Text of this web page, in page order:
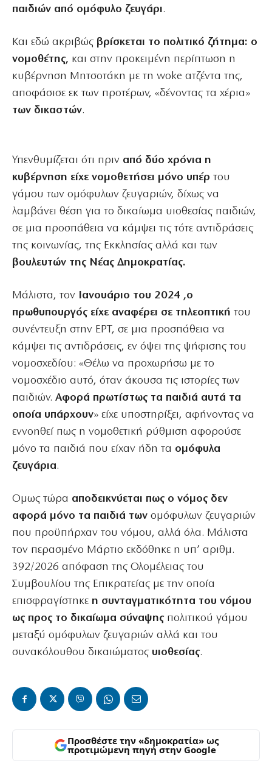
παιδιών από ομόφυλο ζευγάρι.
Και εδώ ακριβώς βρίσκεται το πολιτικό ζήτημα: ο
νομοθέτης, και στην προκειμένη περίπτωση η
κυβέρνηση Μητσοτάκη με τη woke ατζέντα της,
αποφάσισε εκ των προτέρων, «δένοντας τα χέρια»
των δικαστών.
Υπενθυμίζεται ότι πριν από δύο χρόνια η
κυβέρνηση είχε νομοθετήσει μόνο υπέρ του
γάμου των ομόφυλων ζευγαριών, δίχως να
λαμβάνει θέση για το δικαίωμα υιοθεσίας παιδιών,
σε μια προσπάθεια να κάμψει τις τότε αντιδράσεις
της κοινωνίας, της Εκκλησίας αλλά και των
βουλευτών της Νέας Δημοκρατίας.
Μάλιστα, τον Ιανουάριο του 2024 ,ο
πρωθυπουργός είχε αναφέρει σε τηλεοπτική του
συνέντευξη στην ΕΡΤ, σε μια προσπάθεια να
κάμψει τις αντιδράσεις, εν όψει της ψήφισης του
νομοσχεδίου: «Θέλω να προχωρήσω με το
νομοσχέδιο αυτό, όταν άκουσα τις ιστορίες των
παιδιών. Αφορά πρωτίστως τα παιδιά αυτά τα
οποία υπάρχουν» είχε υποστηρίξει, αφήνοντας να
εννοηθεί πως η νομοθετική ρύθμιση αφορούσε
μόνο τα παιδιά που είχαν ήδη τα ομόφυλα
ζευγάρια.
Ομως τώρα αποδεικνύεται πως ο νόμος δεν
αφορά μόνο τα παιδιά των ομόφυλων ζευγαριών
που προϋπήρχαν του νόμου, αλλά όλα. Μάλιστα
τον περασμένο Μάρτιο εκδόθηκε η υπ’ αριθμ.
392/2026 απόφαση της Ολομέλειας του
Συμβουλίου της Επικρατείας με την οποία
επισφραγίστηκε η συνταγματικότητα του νόμου
ως προς το δικαίωμα σύναψης πολιτικού γάμου
μεταξύ ομόφυλων ζευγαριών αλλά και του
συνακόλουθου δικαιώματος υιοθεσίας.
Προσθέστε την «δημοκρατία» ως
προτιμώμενη πηγή στην Google